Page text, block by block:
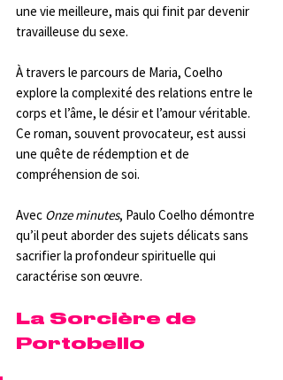
une vie meilleure, mais qui finit par devenir
travailleuse du sexe.
À travers le parcours de Maria, Coelho
explore la complexité des relations entre le
corps et l’âme, le désir et l’amour véritable.
Ce roman, souvent provocateur, est aussi
une quête de rédemption et de
compréhension de soi.
Avec Onze minutes, Paulo Coelho démontre
qu’il peut aborder des sujets délicats sans
sacrifier la profondeur spirituelle qui
caractérise son œuvre.
La Sorcière de
Portobello